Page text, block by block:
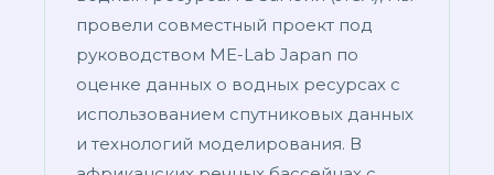
провели совместный проект под
руководством ME-Lab Japan по
оценке данных о водных ресурсах с
использованием спутниковых данных
и технологий моделирования. В